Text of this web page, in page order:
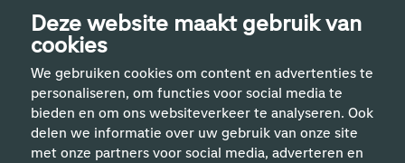
Deze website maakt gebruik van
cookies
We gebruiken cookies om content en advertenties te
personaliseren, om functies voor social media te
bieden en om ons websiteverkeer te analyseren. Ook
delen we informatie over uw gebruik van onze site
met onze partners voor social media, adverteren en